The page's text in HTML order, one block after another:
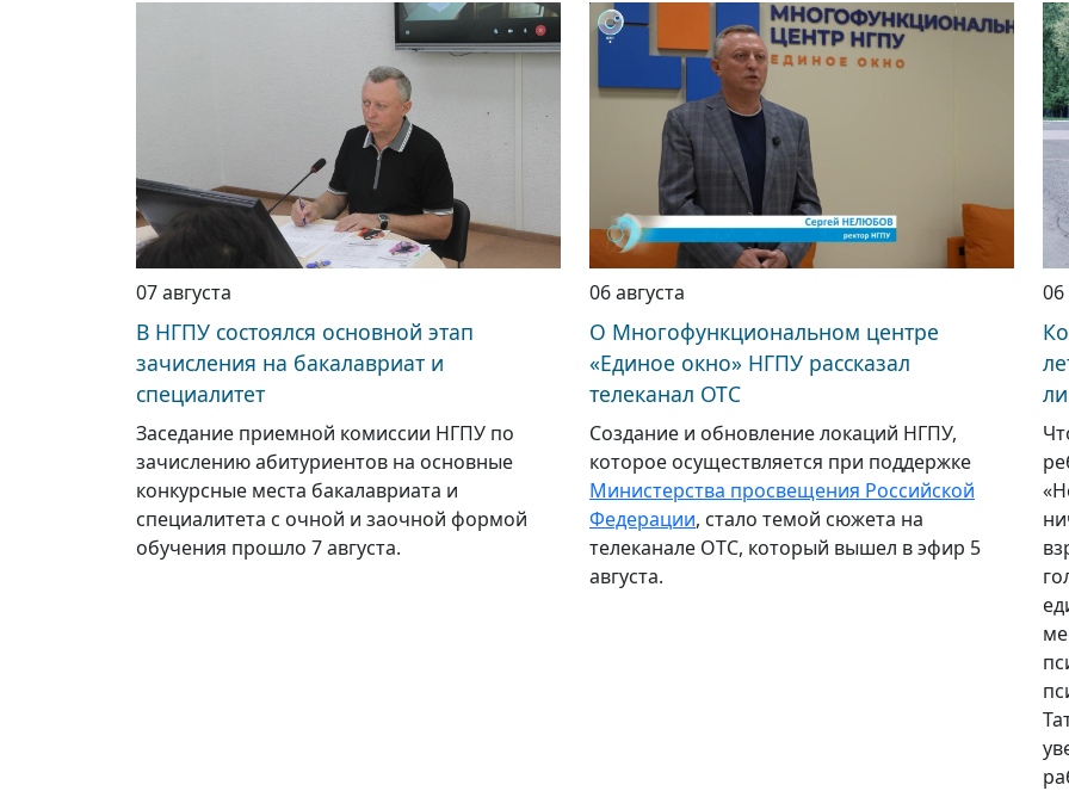
07 августа
В НГПУ состоялся основной этап
зачисления на бакалавриат и
специалитет
Заседание приемной комиссии НГПУ по
зачислению абитуриентов на основные
конкурсные места бакалавриата и
специалитета с очной и заочной формой
обучения прошло 7 августа.
06 августа
О Многофункциональном центре
«Единое окно» НГПУ рассказал
телеканал ОТС
Создание и обновление локаций НГПУ,
которое осуществляется при поддержке
Министерства просвещения Российской
Федерации, стало темой сюжета на
телеканале ОТС, который вышел в эфир 5
августа.
06